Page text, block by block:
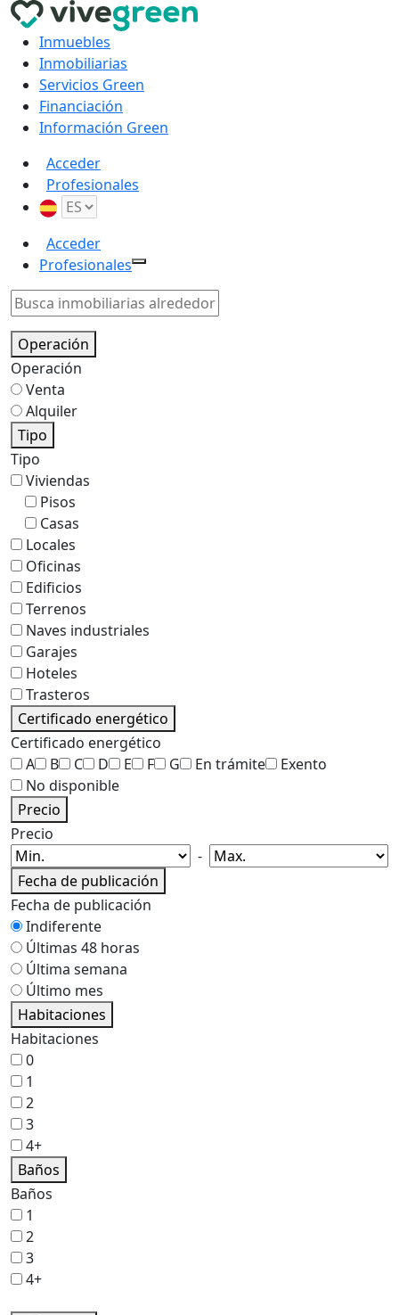
Inmuebles
Inmobiliarias
Servicios Green
Financiación
Información Green
Acceder
Profesionales
Acceder
Profesionales
Operación
Operación
Venta
Alquiler
Tipo
Tipo
Viviendas
Pisos
Casas
Locales
Oficinas
Edificios
Terrenos
Naves industriales
Garajes
Hoteles
Trasteros
Certificado energético
Certificado energético
A
B C D E F G En trámite
Exento
No disponible
Precio
Precio
-
Fecha de publicación
Fecha de publicación
Indiferente
Últimas 48 horas
Última semana
Último mes
Habitaciones
Habitaciones
0
1
2
3
4+
Baños
Baños
1
2
3
4+